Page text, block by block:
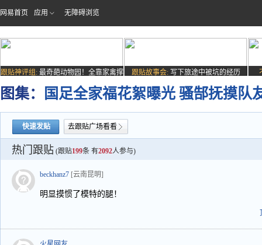
网易首页 应用 无障碍浏览
跟贴神评组: 最奇葩动物园！全靠家禽撑
场子
跟贴故事会: 写下旅途中被坑的经历
图集： 国足全家福花絮曝光 骚郜抚摸队
快速发贴 去跟贴广场看看
热门跟贴 (跟贴199条 有2092人参与)
beckhanz7 [云南昆明]
明显摸惯了模特的腿！